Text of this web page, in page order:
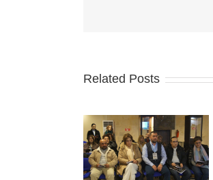
Related Posts